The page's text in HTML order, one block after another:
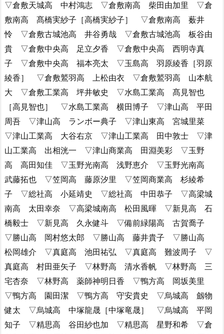
▽倉敷天城高 中村鴻志 ▽倉敷南高 柴田由加里 ▽倉
敷南高 髙橋実紗子［高橋実紗子］ ▽倉敷南高 薮井
怜 ▽倉敷古城池高 井谷勇哉 ▽倉敷古城池高 板谷由
貴 ▽倉敷中央高 足立夕香 ▽倉敷中央高 西明寺真
子 ▽倉敷中央高 福本亮太 ▽玉島高 羽原綾香［羽原
綾香］ ▽倉敷鷲羽高 上松由衣 ▽倉敷鷲羽高 山本航
大 ▽倉敷工業高 坪井敏史 ▽水島工業高 髙見智也
［高見智也］ ▽水島工業高 横田博子 ▽津山高 平田
周吾 ▽津山高 ランボー典子 ▽津山東高 宮城里菜
▽津山工業高 大谷右京 ▽津山工業高 田中敦士 ▽津
山工業高 出相洸一 ▽津山商業高 田淵美彩 ▽玉野
高 高田知佳 ▽玉野光南高 浅野恵介 ▽玉野光南高
武藤拓也 ▽笠岡高 藤原汐里 ▽笠岡商業高 杉綾希
子 ▽総社高 小延靖史 ▽総社高 中田恭子 ▽高梁城
南高 太田幸奈 ▽高梁城南高 松田風暉 ▽新見高 石
橋毅士 ▽新見高 久永健斗 ▽備前緑陽高 古賀喬子
▽勝山高 岡村悠太郎 ▽勝山高 藤井貴子 ▽勝山高
松岡雄介 ▽真庭高 池田祐弘 ▽真庭高 難波周子 ▽
真庭高 村田亜矢子 ▽林野高 清水香帆 ▽林野高 三
宅杏奈 ▽林野高 薬師神明日香 ▽鴨方高 岡坂美里
▽鴨方高 園田潔 ▽鴨方高 守安貴史 ▽烏城高 劔物
健太 ▽烏城高 中塚龍晟［中塚竜晟］ ▽烏城高 平岡
知子 ▽精思高 谷田紗也加 ▽精思高 星野和希 ▽倉